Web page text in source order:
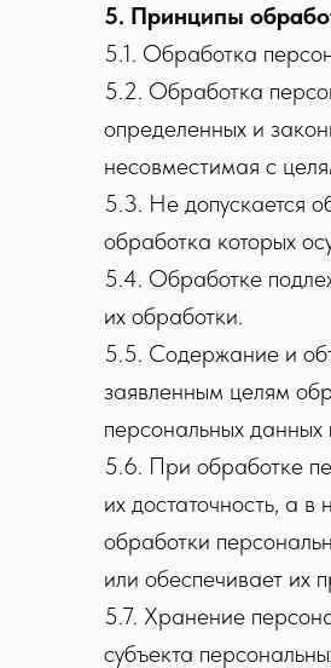
5. Принципы
5.1. Обработка
5.2. Обработка
определенных и
несовместимая с
5.3. Не допускается
обработка которых
5.4. Обработке
их обработки.
5.5. Содержание и
заявленным целям
персональных
5.6. При обработке
их достаточность, а
обработки
или обеспечивает их
5.7. Хранение
субъекта